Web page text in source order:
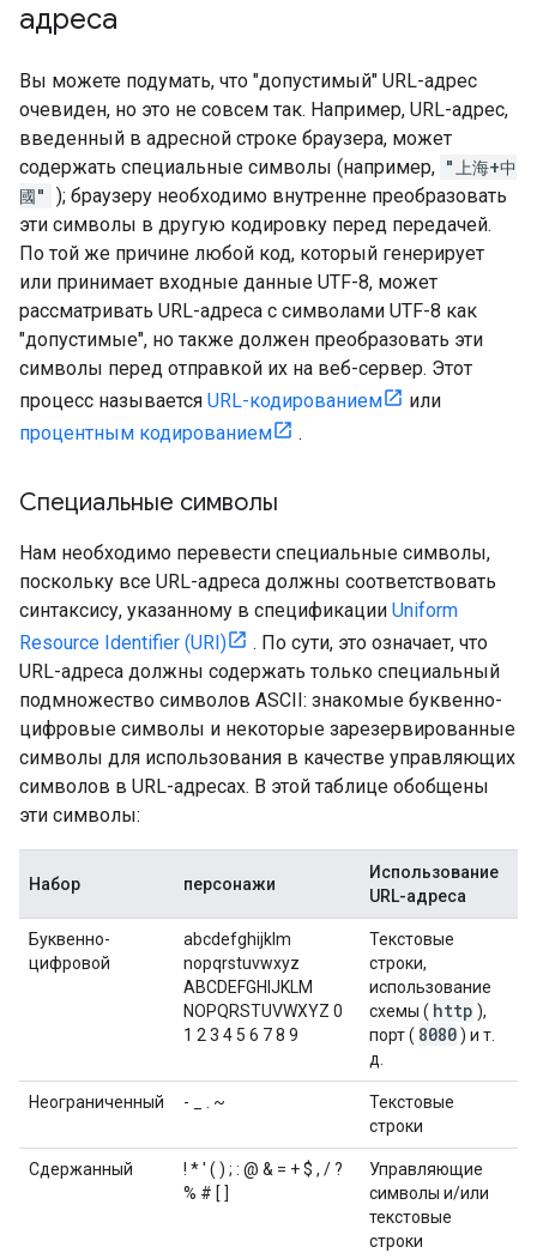
адреса
Вы можете подумать, что "допустимый" URL-адрес
очевиден, но это не совсем так. Например, URL-адрес,
введенный в адресной строке браузера, может
содержать специальные символы (например, "上海+中
國" ); браузеру необходимо внутренне преобразовать
эти символы в другую кодировку перед передачей.
По той же причине любой код, который генерирует
или принимает входные данные UTF-8, может
рассматривать URL-адреса с символами UTF-8 как
"допустимые", но также должен преобразовать эти
символы перед отправкой их на веб-сервер. Этот
процесс называется URL-кодированием
или
процентным кодированием
.
Специальные символы
Нам необходимо перевести специальные символы,
поскольку все URL-адреса должны соответствовать
синтаксису, указанному в спецификации Uniform
Resource Identifier (URI)
. По сути, это означает, что
URL-адреса должны содержать только специальный
подмножество символов ASCII: знакомые буквенно-
цифровые символы и некоторые зарезервированные
символы для использования в качестве управляющих
символов в URL-адресах. В этой таблице обобщены
эти символы:
Набор персонажи
Использование
URL-адреса
Буквенно-
цифровой
abcdefghijklm
nopqrstuvwxyz
ABCDEFGHIJKLM
NOPQRSTUVWXYZ 0
1 2 3 4 5 6 7 8 9
Текстовые
строки,
использование
схемы ( http ),
порт ( 8080) и т.
д.
Неограниченный - _ . ~
Текстовые
строки
Сдержанный
! * ' ( ) ; : @ & = + $ , / ?
% # [ ]
Управляющие
символы и/или
текстовые
строки